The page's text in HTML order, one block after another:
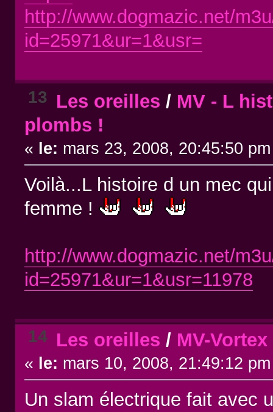
http://www.dogmazic.net/
id=25971&ur=1&usr=
13 Les oreilles / MV - L
plombs !
« le: mars 23, 2008, 20:45:50
Voilà...L histoire d un mec
femme !
http://www.dogmazic.net/
id=25971&ur=1&usr=11978
14 Les oreilles / MV-
« le: mars 10, 2008, 21:49:12
Un slam électrique fait avec